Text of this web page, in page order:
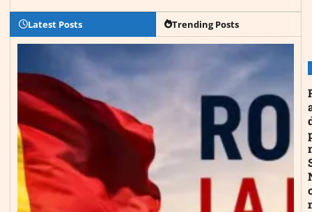
Latest Posts Trending Posts